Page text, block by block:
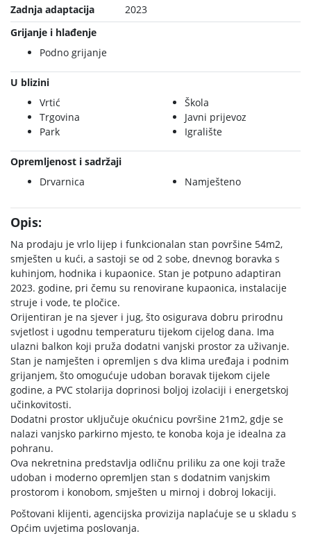
Zadnja adaptacija
2023
Grijanje i hlađenje
Podno grijanje
U blizini
Vrtić
Škola
Trgovina
Javni prijevoz
Park
Igralište
Opremljenost i sadržaji
Drvarnica
Namješteno
Opis:
Na prodaju je vrlo lijep i funkcionalan stan površine 54m2,
smješten u kući, a sastoji se od 2 sobe, dnevnog boravka s
kuhinjom, hodnika i kupaonice. Stan je potpuno adaptiran
2023. godine, pri čemu su renovirane kupaonica, instalacije
struje i vode, te pločice.
Orijentiran je na sjever i jug, što osigurava dobru prirodnu
svjetlost i ugodnu temperaturu tijekom cijelog dana. Ima
ulazni balkon koji pruža dodatni vanjski prostor za uživanje.
Stan je namješten i opremljen s dva klima uređaja i podnim
grijanjem, što omogućuje udoban boravak tijekom cijele
godine, a PVC stolarija doprinosi boljoj izolaciji i energetskoj
učinkovitosti.
Dodatni prostor uključuje okućnicu površine 21m2, gdje se
nalazi vanjsko parkirno mjesto, te konoba koja je idealna za
pohranu.
Ova nekretnina predstavlja odličnu priliku za one koji traže
udoban i moderno opremljen stan s dodatnim vanjskim
prostorom i konobom, smješten u mirnoj i dobroj lokaciji.
Poštovani klijenti, agencijska provizija naplaćuje se u skladu s
Općim uvjetima poslovanja.